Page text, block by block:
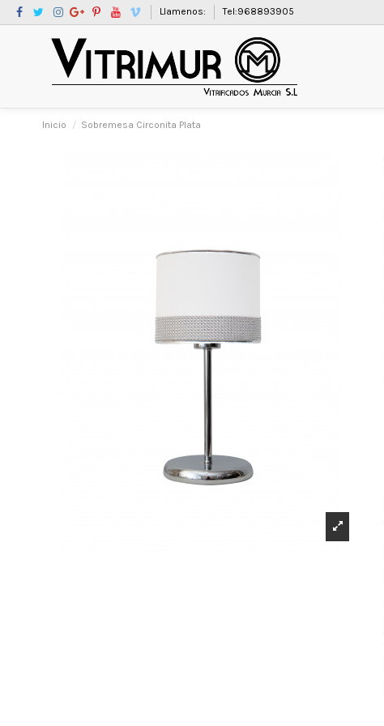
Llamenos: Tel:968893905
Inicio Sobremesa Circonita Plata